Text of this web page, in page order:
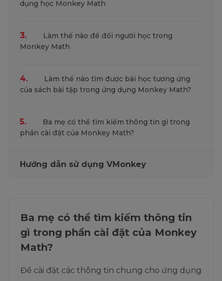
dụng học Monkey Math
3.
Làm thế nào để đổi người học trong
Monkey Math
4.
Làm thế nào tìm được bài học tương ứng
của sách bài tập trong ứng dụng Monkey Math?
5.
Ba mẹ có thể tìm kiếm thông tin gì trong
phần cài đặt của Monkey Math?
Hướng dẫn sử dụng VMonkey
Ba mẹ có thể tìm kiếm thông tin
gì trong phần cài đặt của Monkey
Math?
Để cài đặt các thông tin chung cho ứng dụng